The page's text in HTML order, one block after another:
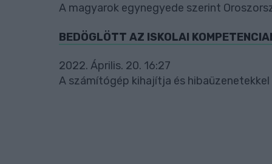
A magyarok egynegyede szerint
BEDÖGLÖTT AZ ISKOLAI
2022. Április. 20. 16:27
A számítógép kihajítja és